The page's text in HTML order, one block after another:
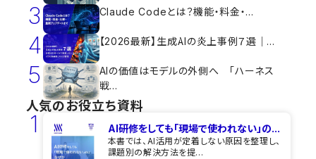
3 Claude Codeとは？機能・料金・...
4 【2026最新】生成AIの炎上事例７選｜...
5
AIの価値はモデルの外側へ 「ハーネス
戦...
人気のお役立ち資料
1 AI研修をしても​「現場で使われない」の...
本書では、AI活用が定着しない原因を整理し、
課題別の解決方法を提...